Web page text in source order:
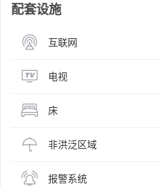
配套设施
互联网
电视
床
非洪泛区域
报警系统